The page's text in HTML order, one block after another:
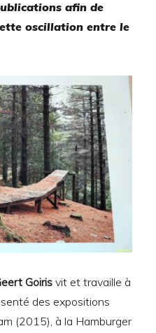
afin de
oscillation entre le
Goiris vit et travaille à
des expositions
(2015), à la Hamburger